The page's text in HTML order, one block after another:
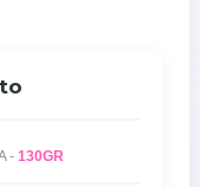
TOSFRIT - Snacks - FAMILIAR CAMPESINA - 130GR